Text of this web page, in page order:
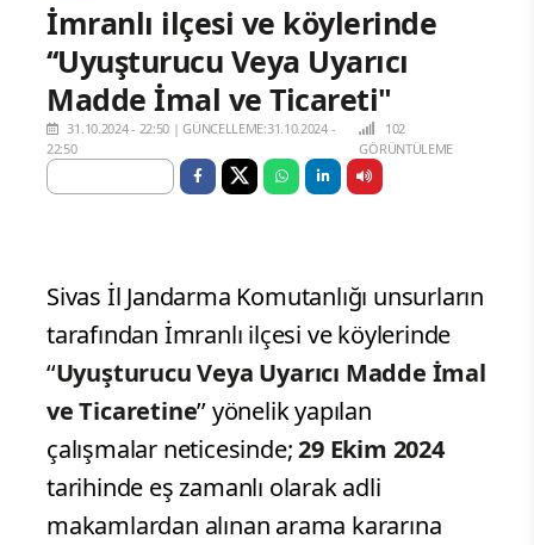
İmranlı ilçesi ve köylerinde
‘‘Uyuşturucu Veya Uyarıcı
Madde İmal ve Ticareti"
31.10.2024 - 22:50 |GÜNCELLEME:31.10.2024 -
22:50
102
GÖRÜNTÜLEME
Sivas İl Jandarma Komutanlığı unsurların
tarafından İmranlı ilçesi ve köylerinde
‘‘Uyuşturucu Veya Uyarıcı Madde İmal
ve Ticaretine’’ yönelik yapılan
çalışmalar neticesinde;29 Ekim 2024
tarihinde eş zamanlı olarak adli
makamlardan alınan arama kararına